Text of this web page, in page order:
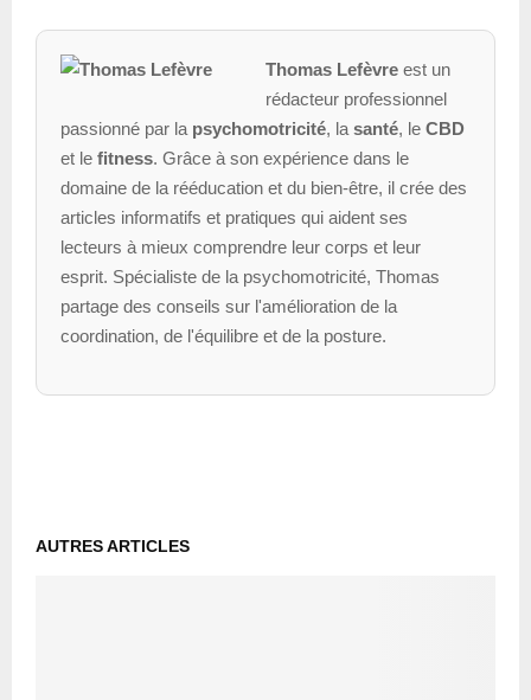
Thomas Lefèvreest un
rédacteur professionnel
passionné par la psychomotricité, la santé, le CBD
et le fitness. Grâce à son expérience dans le
domaine de la rééducation et du bien-être, il crée des
articles informatifs et pratiques qui aident ses
lecteurs à mieux comprendre leur corps et leur
esprit. Spécialiste de la psychomotricité, Thomas
partage des conseils sur l'amélioration de la
coordination, de l'équilibre et de la posture.
AUTRES ARTICLES